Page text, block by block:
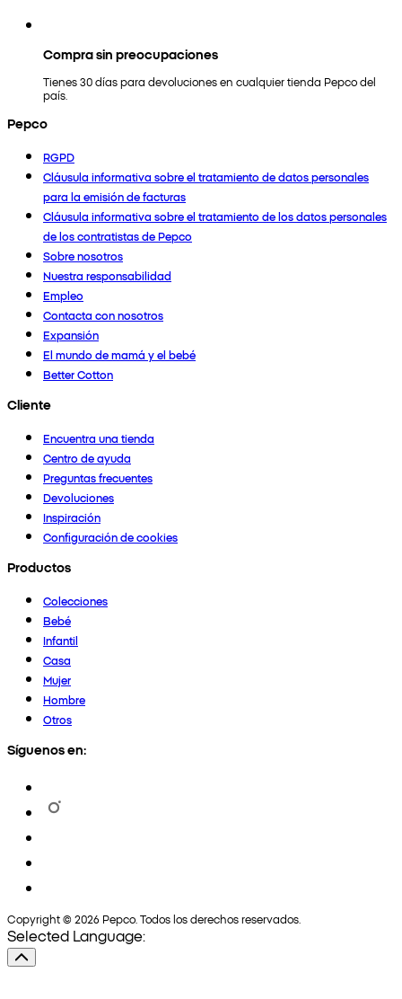
Compra sin preocupaciones
Tienes 30 días para devoluciones en cualquier tienda Pepco del
país.
Pepco
RGPD
Cláusula informativa sobre el tratamiento de datos personales
para la emisión de facturas
Cláusula informativa sobre el tratamiento de los datos personales
de los contratistas de Pepco
Sobre nosotros
Nuestra responsabilidad
Empleo
Contacta con nosotros
Expansión
El mundo de mamá y el bebé
Better Cotton
Cliente
Encuentra una tienda
Centro de ayuda
Preguntas frecuentes
Devoluciones
Inspiración
Configuración de cookies
Productos
Colecciones
Bebé
Infantil
Casa
Mujer
Hombre
Otros
Síguenos en:
Copyright © 2026 Pepco. Todos los derechos reservados.
Selected Language: